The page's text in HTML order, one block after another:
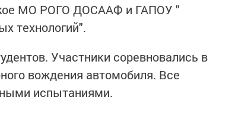
МО РОГО ДОСААФ и ГАПОУ "
технологий".
Участники соревновались в
вождения автомобиля. Все
испытаниями.